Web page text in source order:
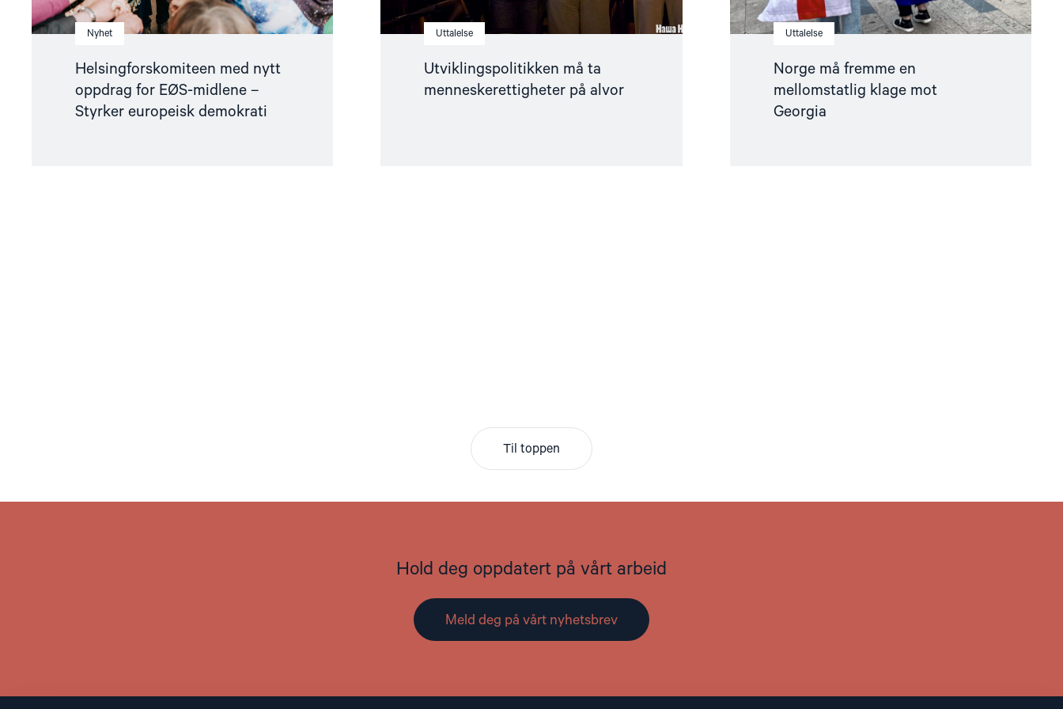
Nyhet
Helsingforskomiteen med nytt
oppdrag for EØS-midlene –
Styrker europeisk demokrati
Uttalelse
Utviklingspolitikken må ta
menneskerettigheter på alvor
Uttalelse
Norge må fremme en
mellomstatlig klage mot
Georgia
Til toppen
Hold deg oppdatert på vårt arbeid
Meld deg på vårt nyhetsbrev